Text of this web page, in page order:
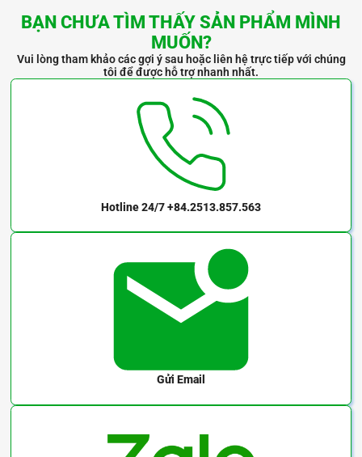
BẠN CHƯA TÌM THẤY SẢN PHẨM MÌNH
MUỐN?
Vui lòng tham khảo các gợi ý sau hoặc liên hệ trực tiếp với chúng
tôi để được hỗ trợ nhanh nhất.
Hotline 24/7+84.2513.857.563
Gửi Email